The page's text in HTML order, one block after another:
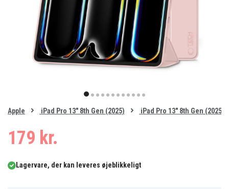
item
01234567 89 1011
of
Apple iPad Pro 13" 8th Gen (2025) iPad Pro 13" 8th Gen (2025)
179 kr.
Lagervare, der kan leveres øjeblikkeligt